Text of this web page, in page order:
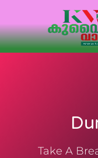
Take A